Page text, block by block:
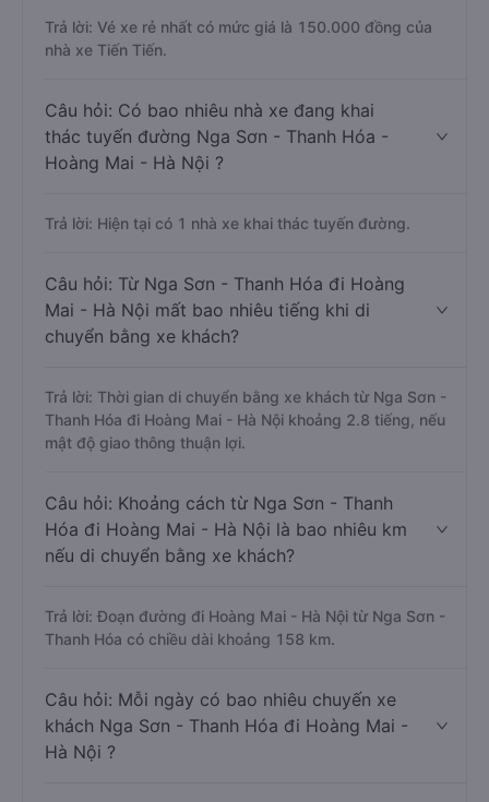
Trả lời: Vé xe rẻ nhất có mức giá là 150.000 đồng của
nhà xe Tiến Tiến.
Câu hỏi: Có bao nhiêu nhà xe đang khai
thác tuyến đường Nga Sơn - Thanh Hóa -
Hoàng Mai - Hà Nội ?
Trả lời: Hiện tại có 1 nhà xe khai thác tuyến đường.
Câu hỏi: Từ Nga Sơn - Thanh Hóa đi Hoàng
Mai - Hà Nội mất bao nhiêu tiếng khi di
chuyển bằng xe khách?
Trả lời: Thời gian di chuyển bằng xe khách từ Nga Sơn -
Thanh Hóa đi Hoàng Mai - Hà Nội khoảng 2.8 tiếng, nếu
mật độ giao thông thuận lợi.
Câu hỏi: Khoảng cách từ Nga Sơn - Thanh
Hóa đi Hoàng Mai - Hà Nội là bao nhiêu km
nếu di chuyển bằng xe khách?
Trả lời: Đoạn đường đi Hoàng Mai - Hà Nội từ Nga Sơn -
Thanh Hóa có chiều dài khoảng 158 km.
Câu hỏi: Mỗi ngày có bao nhiêu chuyến xe
khách Nga Sơn - Thanh Hóa đi Hoàng Mai -
Hà Nội ?